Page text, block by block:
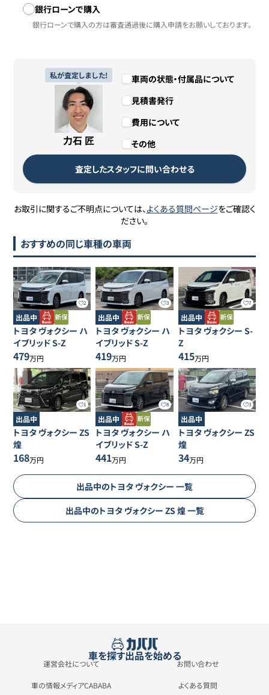
銀行ローンで購入
銀行ローンで購入の方は審査通過後に購入申請をお願いしております。
私が査定しました!
力石 匠
車両の状態・付属品について
見積書発行
費用について
その他
査定したスタッフに問い合わせる
お取引に関するご不明点については、よくある質問ページをご確認く
ださい。
おすすめの同じ車種の車両
2
出品中
トヨタ ヴォクシー ハ
イブリッド S-Z
479万円
3
出品中
トヨタ ヴォクシー ハ
イブリッド S-Z
419万円
7
出品中
トヨタ ヴォクシー S-
Z
415万円
1
出品中
トヨタ ヴォクシー ZS
煌
168万円
8
出品中
トヨタ ヴォクシー ハ
イブリッド S-Z
441万円
3
出品中
トヨタ ヴォクシー ZS
煌
34万円
出品中のトヨタ ヴォクシー 一覧
出品中のトヨタ ヴォクシー ZS 煌一覧
車を探す出品を始める
運営会社について お問い合わせ
車の情報メディアCABABA よくある質問